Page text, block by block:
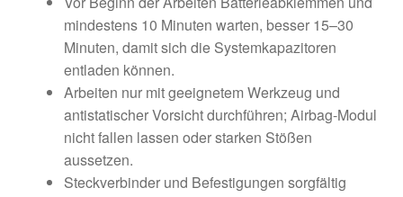
mindestens 10 Minuten warten, besser 15–30
Minuten, damit sich die Systemkapazitoren
entladen können.
Arbeiten nur mit geeignetem Werkzeug und
antistatischer Vorsicht durchführen; Airbag-Modul
nicht fallen lassen oder starken Stößen
aussetzen.
Steckverbinder und Befestigungen sorgfältig